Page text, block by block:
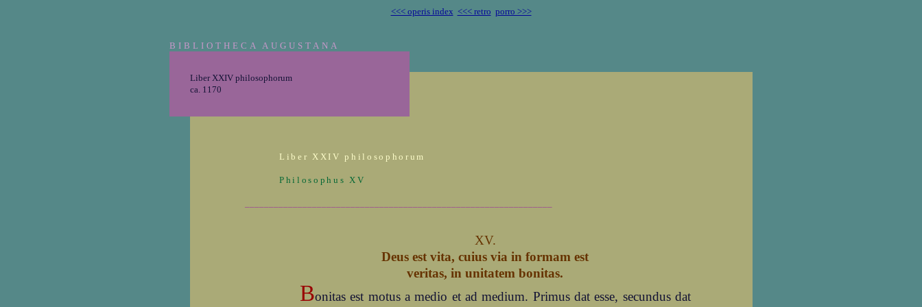
<<< operis index <<< retro porro >>>
BIBLIOTHECA AUGUSTANA
Liber XXIV philosophorum
ca. 1170
Liber XXIV philosophorum
Philosophus XV
XV.
Deus est vita, cuius via in formam est
veritas, in unitatem bonitas.
Bonitas est motus a medio et ad medium. Primus dat esse, secundus dat